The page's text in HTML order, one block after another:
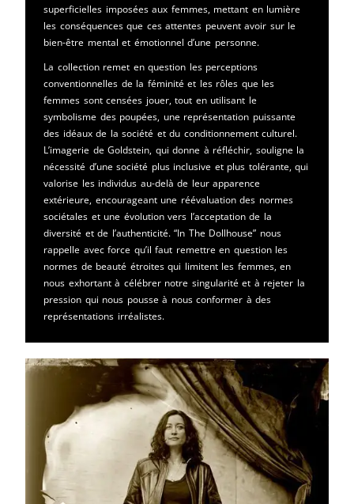
superficielles imposées aux femmes, mettant en lumière
les conséquences que ces attentes peuvent avoir sur le
bien-être mental et émotionnel d’une personne.
La collection remet en question les perceptions
conventionnelles de la féminité et les rôles que les
femmes sont censées jouer, tout en utilisant le
symbolisme des poupées, une représentation puissante
des idéaux de la société et du conditionnement culturel.
L’imagerie de Goldstein, qui donne à réfléchir, souligne la
nécessité d’une société plus inclusive et plus tolérante, qui
valorise les individus au-delà de leur apparence
extérieure, encourageant une réévaluation des normes
sociétales et une évolution vers l’acceptation de la
diversité et de l’authenticité. “In The Dollhouse” nous
rappelle avec force qu’il faut remettre en question les
normes de beauté étroites qui limitent les femmes, en
nous exhortant à célébrer notre singularité et à rejeter la
pression qui nous pousse à nous conformer à des
représentations irréalistes.